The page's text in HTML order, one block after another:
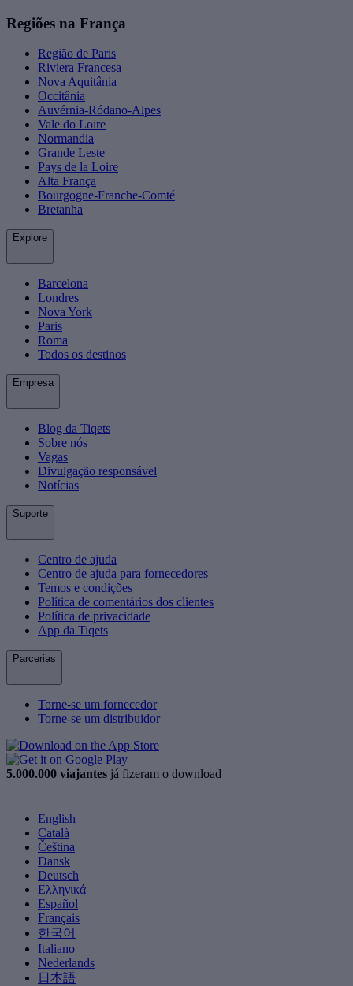
Regiões na França
Região de Paris
Riviera Francesa
Nova Aquitânia
Occitânia
Auvérnia-Ródano-Alpes
Vale do Loire
Normandia
Grande Leste
Pays de la Loire
Alta França
Bourgogne-Franche-Comté
Bretanha
Explore
Barcelona
Londres
Nova York
Paris
Roma
Todos os destinos
Empresa
Blog da Tiqets
Sobre nós
Vagas
Divulgação responsável
Notícias
Suporte
Centro de ajuda
Centro de ajuda para fornecedores
Temos e condições
Política de comentários dos clientes
Política de privacidade
App da Tiqets
Parcerias
Torne-se um fornecedor
Torne-se um distribuidor
5.000.000 viajantes já fizeram o download
English
Català
Čeština
Dansk
Deutsch
Ελληνικά
Español
Français
한국어
Italiano
Nederlands
日本語